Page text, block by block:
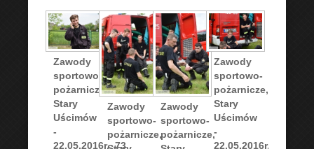
Zawody
sportowo-
pożarnicze,
Stary
Uścimów
-
22.05.2016r._73
Zawody
sportowo-
pożarnicze,
Zawody
sportowo-
pożarnicze,
Zawody
sportowo-
pożarnicze,
Stary
Uścimów
-
22.05.2016r._76